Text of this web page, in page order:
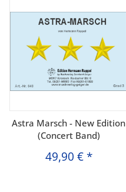
Astra Marsch - New Edition
(Concert Band)
49,90 € *